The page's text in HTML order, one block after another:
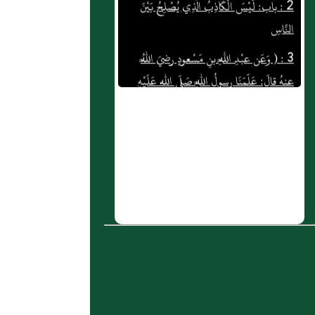
النَّاسِ
3 : ( وَعَن عبْدِ اللَّهِ بنِ مَسْعودٍ رضيَ اللَّهُ
عنهُ قالَ: عَلّمَنَا رسولُ اللَّهِ صَلّى الله عَلَيْهِ
وَسَلّم التّشَهُّدَ في الحاجَةِ: "إن الحمْدَ للَّهِ